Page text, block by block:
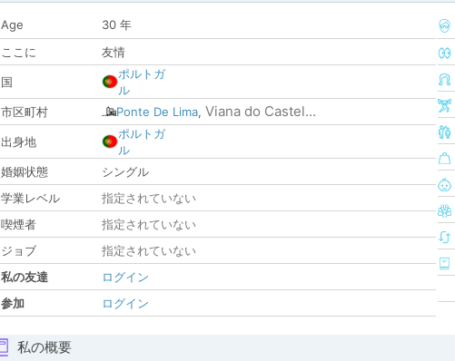
Age
30 年
ここに
友情
国
ポルトガ
ル
市区町村
Ponte De Lima, Viana do Castel...
出身地
ポルトガ
ル
婚姻状態
シングル
学業レベル
指定されていない
喫煙者
指定されていない
ジョブ
指定されていない
私の友達
ログイン
参加
ログイン
私の概要